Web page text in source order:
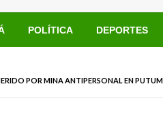
POLÍTICA DEPORTES
POR MINA ANTIPERSONAL EN